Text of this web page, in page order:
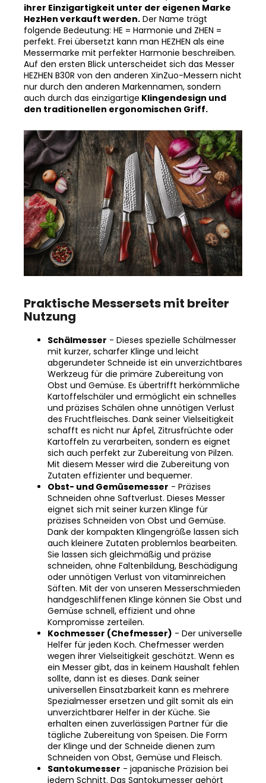
HezHen verkauft werden. Der Name trägt
folgende Bedeutung: HE = Harmonie und ZHEN =
perfekt. Frei übersetzt kann man HEZHEN als eine
Messermarke mit perfekter Harmonie beschreiben.
Auf den ersten Blick unterscheidet sich das Messer
HEZHEN B30R von den anderen XinZuo-Messern nicht
nur durch den anderen Markennamen, sondern
auch durch das einzigartigeKlingendesign und
den traditionellen ergonomischen Griff.
Nutzung
Schälmesser
mit kurzer, scharfer Klinge und leicht
abgerundeter Schneide ist ein unverzichtbares
Werkzeug für die primäre Zubereitung von
Obst und Gemüse. Es übertrifft herkömmliche
Kartoffelschäler und ermöglicht ein schnelles
und präzises Schälen ohne unnötigen Verlust
des Fruchtfleisches. Dank seiner Vielseitigkeit
schafft es nicht nur Äpfel, Zitrusfrüchte oder
Kartoffeln zu verarbeiten, sondern es eignet
sich auch perfekt zur Zubereitung von Pilzen.
Mit diesem Messer wird die Zubereitung von
Zutaten effizienter und bequemer.
Obst- und Gemüsemesser- Präzises
Schneiden ohne Saftverlust. Dieses Messer
eignet sich mit seiner kurzen Klinge für
präzises Schneiden von Obst und Gemüse.
Dank der kompakten Klingengröße lassen sich
auch kleinere Zutaten problemlos bearbeiten.
Sie lassen sich gleichmäßig und präzise
schneiden, ohne Faltenbildung, Beschädigung
oder unnötigen Verlust von vitaminreichen
Säften. Mit der von unseren Messerschmieden
handgeschliffenen Klinge können Sie Obst und
Gemüse schnell, effizient und ohne
Kompromisse zerteilen.
Kochmesser (Chefmesser)
Helfer für jeden Koch. Chefmesser werden
wegen ihrer Vielseitigkeit geschätzt. Wenn es
ein Messer gibt, das in keinem Haushalt fehlen
sollte, dann ist es dieses. Dank seiner
universellen Einsatzbarkeit kann es mehrere
Spezialmesser ersetzen und gilt somit als ein
unverzichtbarer Helfer in der Küche. Sie
erhalten einen zuverlässigen Partner für die
tägliche Zubereitung von Speisen. Die Form
der Klinge und der Schneide dienen zum
Schneiden von Obst, Gemüse und Fleisch.
Santokumesser- japanische Präzision bei
jedem Schnitt. Das Santokumesser gehört
dank seiner Vielseitigkeit und seines kultigen